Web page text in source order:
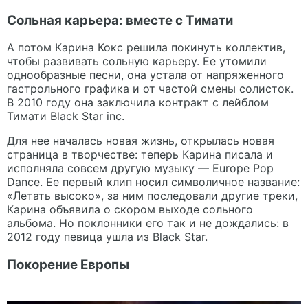
Сольная карьера: вместе с Тимати
А потом Карина Кокс решила покинуть коллектив,
чтобы развивать сольную карьеру. Ее утомили
однообразные песни, она устала от напряженного
гастрольного графика и от частой смены солисток.
В 2010 году она заключила контракт с лейблом
Тимати Black Star inc.
Для нее началась новая жизнь, открылась новая
страница в творчестве: теперь Карина писала и
исполняла совсем другую музыку — Europe Pop
Dance. Ее первый клип носил символичное название:
«Летать высоко», за ним последовали другие треки,
Карина объявила о скором выходе сольного
альбома. Но поклонники его так и не дождались: в
2012 году певица ушла из Black Star.
Покорение Европы